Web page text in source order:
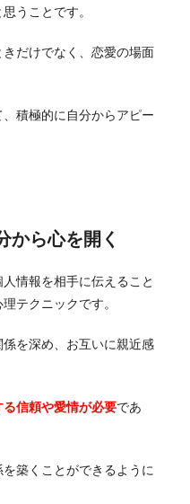
うことです。
だけでなく、恋愛の場面
積極的に自分からアピー
から心を開く
情報を相手に伝えること
テクニックです。
を深め、お互いに親近感
る信頼や愛情が必要であ
築くことができるように